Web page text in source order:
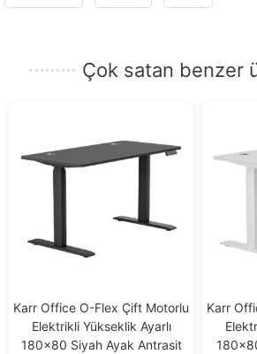
e-
Çok satan benzer
Karr Office O-Flex Çift Motorlu
Elektrikli Yükseklik Ayarlı
180×80 Siyah Ayak Antrasit
Karr